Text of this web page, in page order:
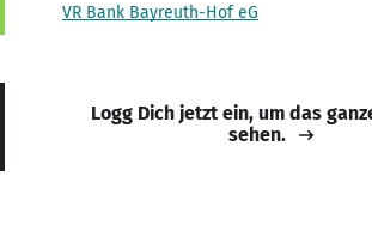
VR Bank Bayreuth-Hof eG
Logg Dich jetzt ein, um das
sehen.